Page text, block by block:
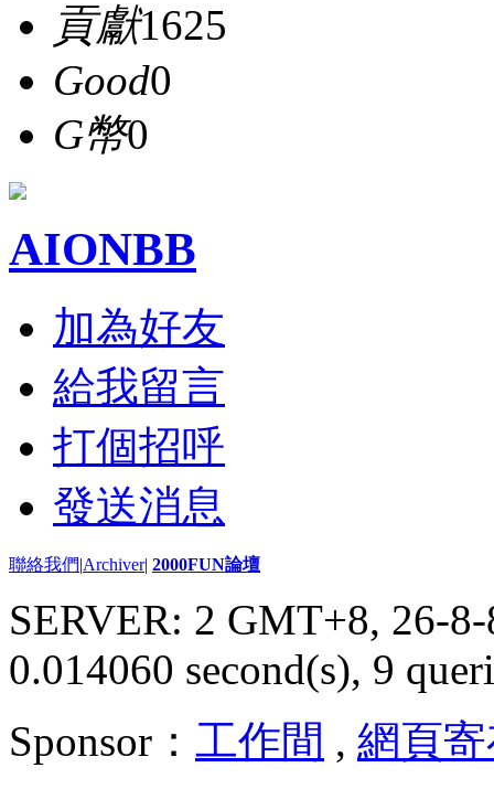
貢獻1625
Good0
G幣0
AIONBB
加為好友
給我留言
打個招呼
發送消息
聯絡我們|Archiver| 2000FUN論壇
SERVER: 2 GMT+8, 26-
0.014060 second(s), 9
Sponsor： 工作間 , 網頁